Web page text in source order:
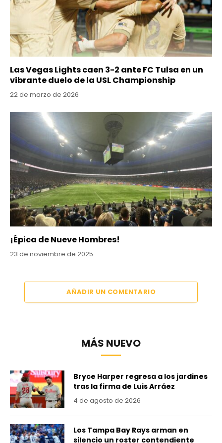
Las Vegas Lights caen 3-2 ante FC Tulsa en un
vibrante duelo de la USL Championship
22 de marzo de 2026
¡Épica de Nueve Hombres!
23 de noviembre de 2025
AÑADIR UN COMENTARIO
MÁS NUEVO
Bryce Harper regresa a los jardines
tras la firma de Luis Arráez
4 de agosto de 2026
Los Tampa Bay Rays arman en
silencio un roster contendiente